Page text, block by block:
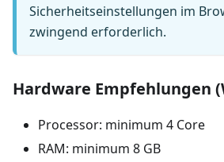
Sicherheitseinstellungen im
zwingend erforderlich.
Hardware Empfehlungen
Processor: minimum 4 Core
RAM: minimum 8 GB